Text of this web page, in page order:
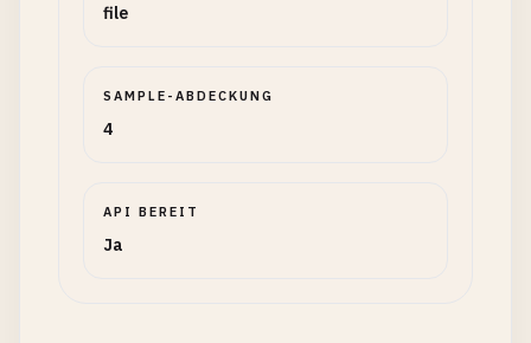
file
SAMPLE-ABDECKUNG
4
API BEREIT
Ja